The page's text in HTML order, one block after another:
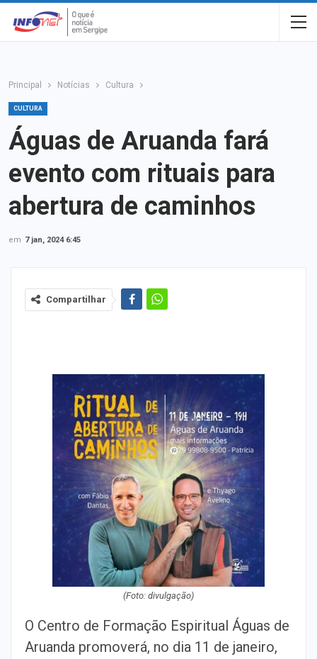
Principal Notícias Cultura
CULTURA
Águas de Aruanda fará
evento com rituais para
abertura de caminhos
em 7 jan, 2024 6:45
Compartilhar
(Foto: divulgação)
O Centro de Formação Espiritual Águas de
Aruanda promoverá, no dia 11 de janeiro,